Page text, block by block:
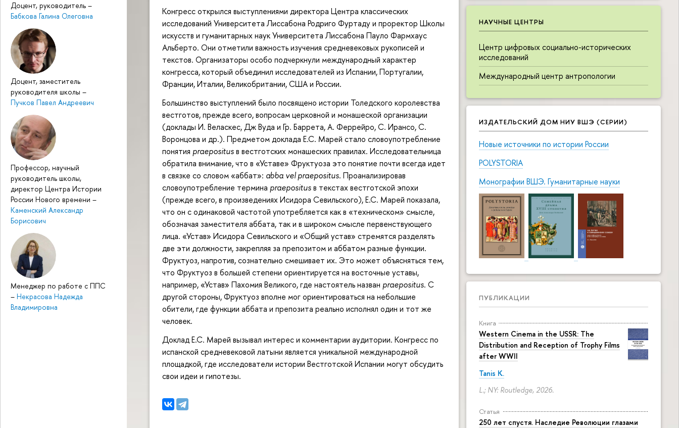
Доцент, руководитель –
Бабкова Галина Олеговна
Доцент, заместитель
руководителя школы –
Пучков Павел Андреевич
Профессор, научный
руководитель школы,
директор Центра Истории
России Нового времени –
Каменский Александр
Борисович
Менеджер по работе с ППС
– Некрасова Надежда
Владимировна
НАУЧНЫЕ ЦЕНТРЫ
Центр цифровых социально-исторических
исследований
Международный центр антропологии
ИЗДАТЕЛЬСКИЙ ДОМ НИУ ВШЭ (СЕРИИ)
Новые источники по истории России
POLYSTORIA
Монографии ВШЭ. Гуманитарные науки
ПУБЛИКАЦИИ
Книга
Western Cinema in the USSR: The
Distribution and Reception of Trophy Films
after WWII
Tanis K.
L.; NY: Routledge, 2026.
Статья
250 лет спустя. Наследие Революции глазами
Конгресс открылся выступлениями директора Центра классических
исследований Университета Лиссабона Родриго Фуртаду и проректор Школы
искусств и гуманитарных наук Университета Лиссабона Пауло Фармхаус
Альберто. Они отметили важность изучения средневековых рукописей и
текстов. Организаторы особо подчеркнули международный характер
конгресса, который объединил исследователей из Испании, Португалии,
Франции, Италии, Великобритании, США и России.
Большинство выступлений было посвящено истории Толедского королевства
вестготов, прежде всего, вопросам церковной и монашеской организации
(доклады И. Веласкес, Дж Вуда и Гр. Баррета, А. Феррейро, С. Ирансо, С.
Воронцова и др.). Предметом доклада Е.С. Марей стало словоупотребление
понятия praepositusв вестготских монашеских правилах. Исследовательница
обратила внимание, что в «Уставе» Фруктуоза это понятие почти всегда идет
в связке со словом «аббат»: abba vel praepositus. Проанализировав
словоупотребление термина praepositusв текстах вестготской эпохи
(прежде всего, в произведениях Исидора Севильского), Е.С. Марей показала,
что он с одинаковой частотой употребляется как в «техническом» смысле,
обозначая заместителя аббата, так и в широком смысле первенствующего
лица. «Устав» Исидора Севильского и «Общий устав» стремятся разделять
две эти должности, закрепляя за препозитом и аббатом разные функции.
Фруктуоз, напротив, сознательно смешивает их. Это может объясняться тем,
что Фруктуоз в большей степени ориентируется на восточные уставы,
например, «Устав» Пахомия Великого, где настоятель назван praepositus. С
другой стороны, Фруктуоз вполне мог ориентироваться на небольшие
обители, где функции аббата и препозита реально исполнял один и тот же
человек.
Доклад Е.С. Марей вызывал интерес и комментарии аудитории. Конгресс по
испанской средневековой латыни является уникальной международной
площадкой, где исследователи истории Вестготской Испании могут обсудить
свои идеи и гипотезы.